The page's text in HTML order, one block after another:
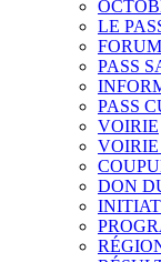
LE
PASS
PASS
VOIRIE
VOIRIE
DON